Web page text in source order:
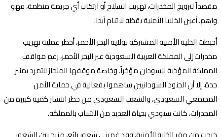
مقصداً لترويج المخدرات، تهريب السلاح أو ارتكاب أي جريمة منظمة، فهو
واهم، أعين الخلايا الأمنية يقظة لا تنام أبدا.
أحبطت الخلية الأمنية المشتركة بولاية البحر الأحمر، أخطر عملية تهريب
مخدرات إلى المملكة العربية السعودية عبر البحر الأحمر، رغم مواقف
المملكة المؤذية للسودان مؤخراً، وخاصة موقفها المنحاز للتمرد بمنبر
جدة، إلا أن الجنود السودانيين ساهموا بفعالية في حماية الأمن
المجتمعي السعودي، والشعب السعودي من خطر انتشار كمية كبيرة من
المخدرات، كانت ستودي بحياة العديد من الشباب بالمملكة.